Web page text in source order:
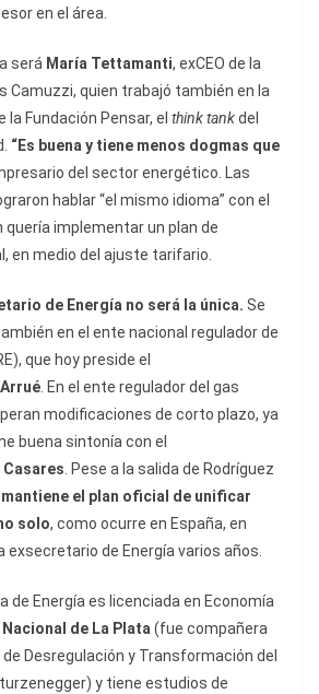
en el área.
será María Tettamanti, exCEO de la
Camuzzi, quien trabajó también en la
la Fundación Pensar, el think tankdel
“Es buena y tiene menos dogmas que
del sector energético. Las
hablar “el mismo idioma” con el
implementar un plan de
en medio del ajuste tarifario.
de Energía no será la única. Se
en el ente nacional regulador de
que hoy preside el
. En el ente regulador del gas
modificaciones de corto plazo, ya
buena sintonía con el
. Pese a la salida de Rodríguez
el plan oficial de unificar
solo, como ocurre en España, en
exsecretario de Energía varios años.
de Energía es licenciada en Economía
de La Plata (fue compañera
Desregulación y Transformación del
y tiene estudios de